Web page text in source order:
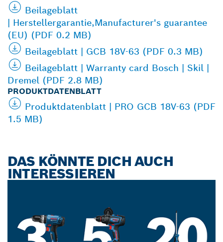
Beilageblatt
| Herstellergarantie,Manufacturer's guarantee
(EU) (PDF 0.2 MB)
Beilageblatt | GCB 18V-63 (PDF 0.3 MB)
Beilageblatt | Warranty card Bosch | Skil |
Dremel (PDF 2.8 MB)
PRODUKTDATENBLATT
Produktdatenblatt | PRO GCB 18V-63 (PDF
1.5 MB)
DAS KÖNNTE DICH AUCH
INTERESSIEREN